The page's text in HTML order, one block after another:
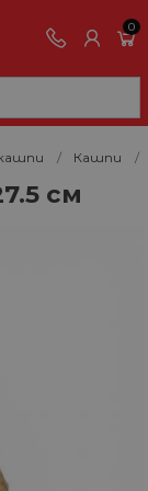
0
Кашпи
см